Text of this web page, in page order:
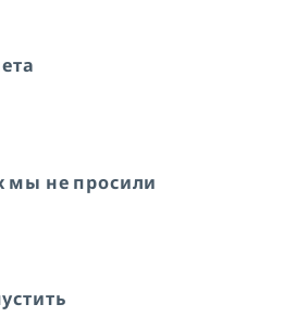
мы не просили